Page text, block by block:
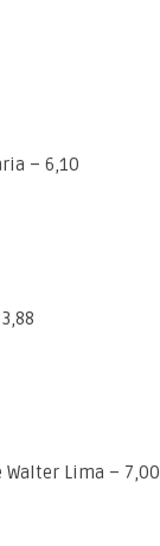
– 6,10
Walter Lima – 7,00